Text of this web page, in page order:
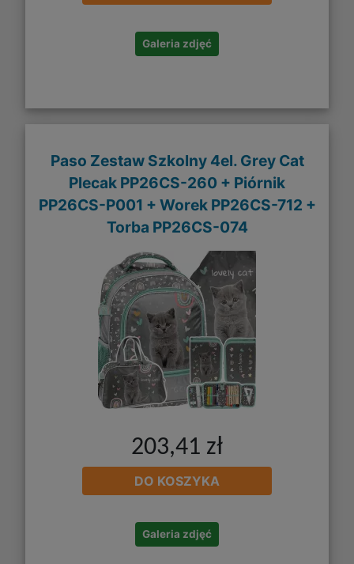
Galeria zdjęć
Paso Zestaw Szkolny 4el. Grey Cat
Plecak PP26CS-260 + Piórnik
PP26CS-P001 + Worek PP26CS-712 +
Torba PP26CS-074
203,41 zł
DO KOSZYKA
Galeria zdjęć